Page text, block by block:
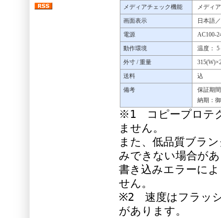
メディアチェック機能
メディ
画面表示
日本語
電源
AC100-
動作環境
温度：
外寸 / 重量
送料
込
備考
保証期
納期：
※1 コピープロテ
ません。
また、低品質ブラ
みできない場合が
書き込みエラーに
せん。
※2 速度はフラッシ
があります。